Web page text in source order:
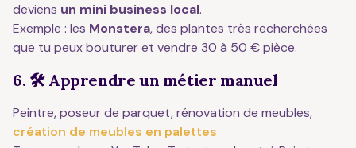
deviens un mini business local.
Exemple : les Monstera, des plantes très recherchées
que tu peux bouturer et vendre 30 à 50 € pièce.
6. 🛠️ Apprendre un métier manuel
Peintre, poseur de parquet, rénovation de meubles,
création de meubles en palettes